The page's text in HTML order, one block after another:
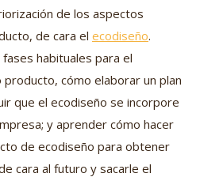
de los aspectos
de cara el ecodiseño.
habituales para el
cómo elaborar un plan
que el ecodiseño se incorpore
y aprender cómo hacer
de ecodiseño para obtener
cara al futuro y sacarle el